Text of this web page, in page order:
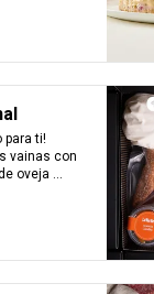
para ti!
vainas con
oveja
de